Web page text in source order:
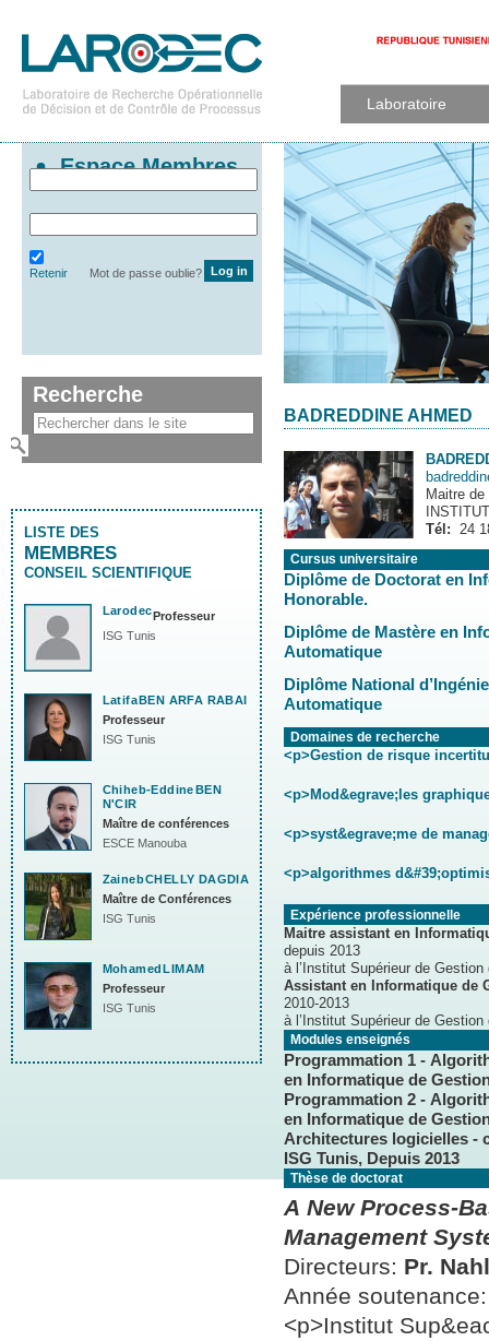
Laboratoire
BADREDDINE AHMED
Maitre
Tél: 24
Cursus universitaire
Diplôme de Doctorat en
Honorable.
Diplôme de Mastère en
Automatique
Diplôme National
Automatique
Domaines de recherche
<p>Gestion de risque
<p>Mod&egrave;les
<p>syst&egrave;me de
<p>algorithmes
Expérience professionnelle
Maitre assistant en
depuis 2013
à l’Institut Supérieur de Gestion
Assistant en Informatique de
2010-2013
à l’Institut Supérieur de Gestion
Modules enseignés
Programmation 1 -
en Informatique de
Programmation 2 -
en Informatique de
Architectures logicielles - cours, 3 éme année Licence Fondamentale en Informatique de Gestion,
ISG Tunis, Depuis 2013
Thèse de doctorat
A New Process-
Management
Directeurs: Pr.
Année
<p>Institut
Espace Membres
Retenir Mot de passe oublie?
Recherche
LISTE DES
MEMBRES
CONSEIL SCIENTIFIQUE
LarodecProfesseur
ISG Tunis
LatifaBEN ARFA RABAI
Professeur
ISG Tunis
Chiheb-EddineBEN
N'CIR
Maître de conférences
ESCE Manouba
ZainebCHELLY DAGDIA
Maître de Conférences
ISG Tunis
MohamedLIMAM
Professeur
ISG Tunis